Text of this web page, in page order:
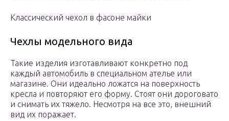
Классический чехол в фасоне майки
Чехлы модельного вида
Такие изделия изготавливают конкретно под
каждый автомобиль в специальном ателье или
магазине. Они идеально ложатся на поверхность
кресла и повторяют его форму. Стоят они дороговато
и снимать их тяжело. Несмотря на все это, внешний
вид их поражает.